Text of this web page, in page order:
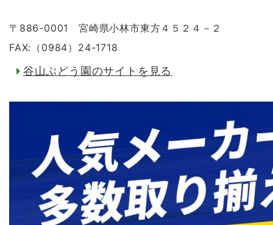
〒886-0001 宮崎県小林市東方４５２４－２
FAX:（0984）24-1718
谷山ぶどう園のサイトを見る